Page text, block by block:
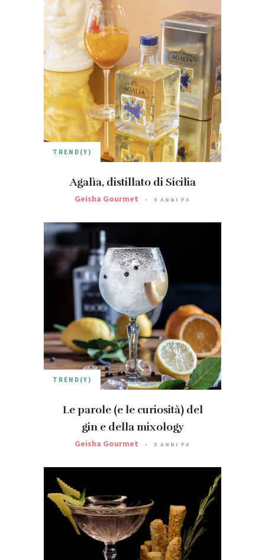
TREND(Y)
Agalìa, distillato di Sicilia
Geisha Gourmet 5 ANNI FA
TREND(Y)
Le parole (e le curiosità) del
gin e della mixology
Geisha Gourmet 5 ANNI FA